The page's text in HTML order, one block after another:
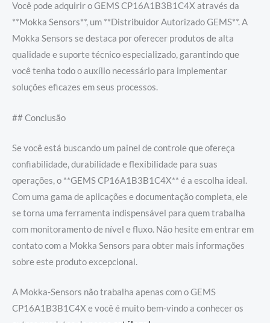
Você pode adquirir o GEMS CP16A1B3B1C4X através da
**Mokka Sensors**, um **Distribuidor Autorizado GEMS**. A
Mokka Sensors se destaca por oferecer produtos de alta
qualidade e suporte técnico especializado, garantindo que
você tenha todo o auxílio necessário para implementar
soluções eficazes em seus processos.
## Conclusão
Se você está buscando um painel de controle que ofereça
confiabilidade, durabilidade e flexibilidade para suas
operações, o **GEMS CP16A1B3B1C4X** é a escolha ideal.
Com uma gama de aplicações e documentação completa, ele
se torna uma ferramenta indispensável para quem trabalha
com monitoramento de nível e fluxo. Não hesite em entrar em
contato com a Mokka Sensors para obter mais informações
sobre este produto excepcional.
A Mokka-Sensors não trabalha apenas com o GEMS
CP16A1B3B1C4X e você é muito bem-vindo a conhecer os